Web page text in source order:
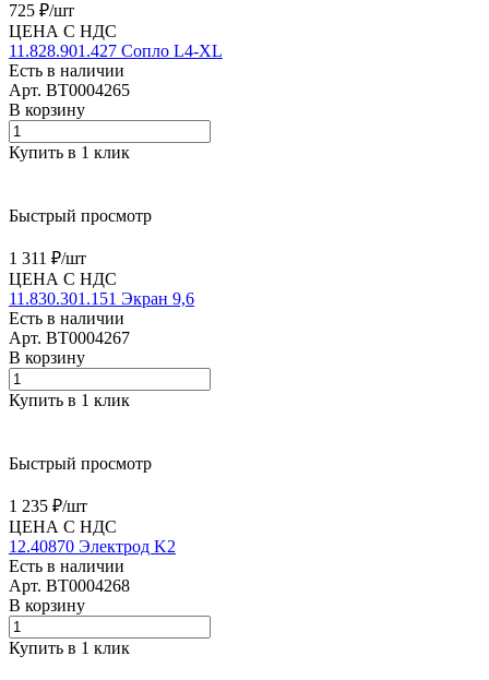
725 ₽/шт
ЦЕНА С НДС
11.828.901.427 Сопло L4-XL
Есть в наличии
Арт. BT0004265
В корзину
Купить в 1 клик
Быстрый просмотр
1 311 ₽/шт
ЦЕНА С НДС
11.830.301.151 Экран 9,6
Есть в наличии
Арт. BT0004267
В корзину
Купить в 1 клик
Быстрый просмотр
1 235 ₽/шт
ЦЕНА С НДС
12.40870 Электрод K2
Есть в наличии
Арт. BT0004268
В корзину
Купить в 1 клик